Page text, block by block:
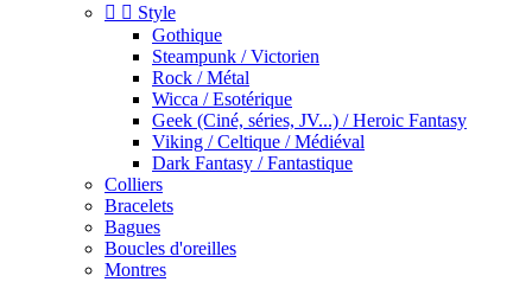
  Style
Gothique
Steampunk / Victorien
Rock / Métal
Wicca / Esotérique
Geek (Ciné, séries, JV...) / Heroic Fantasy
Viking / Celtique / Médiéval
Dark Fantasy / Fantastique
Colliers
Bracelets
Bagues
Boucles d'oreilles
Montres